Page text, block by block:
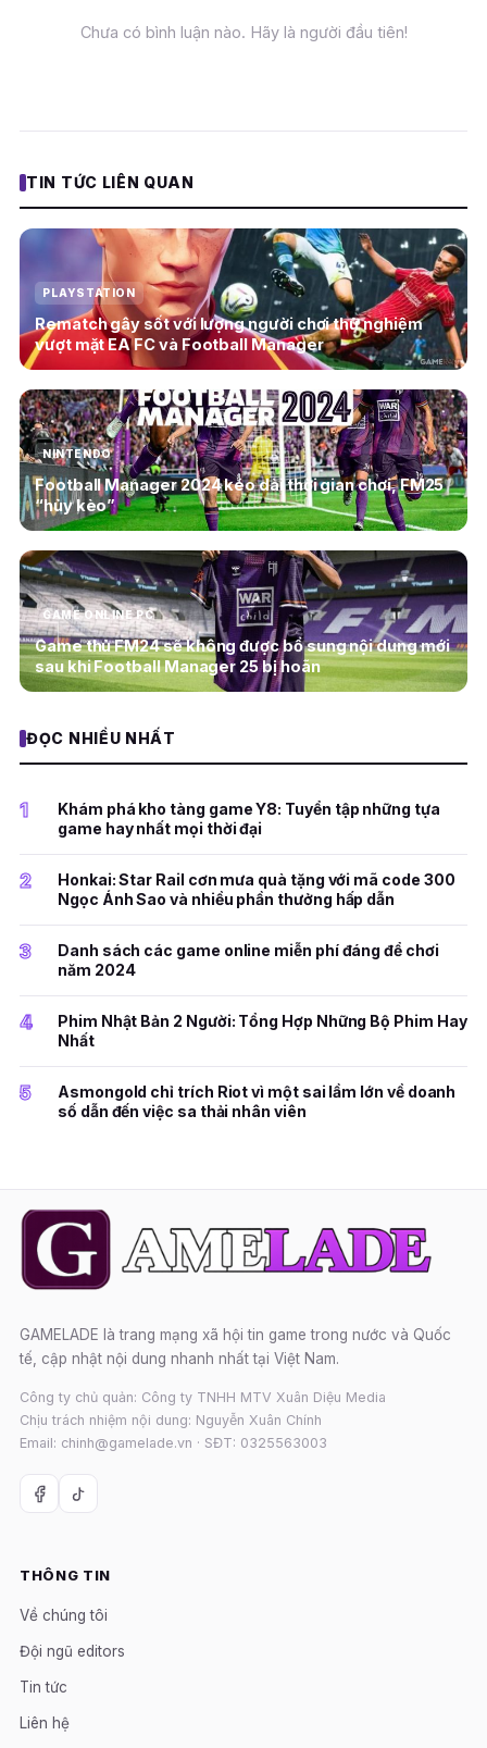
Chưa có bình luận nào. Hãy là người đầu tiên!
TIN TỨC LIÊN QUAN
PLAYSTATION
Rematch gây sốt với lượng người chơi thử nghiệm
vượt mặt EA FC và Football Manager
NINTENDO
Football Manager 2024 kéo dài thời gian chơi, FM25
“hủy kèo”
GAME ONLINE PC
Game thủ FM24 sẽ không được bổ sung nội dung mới
sau khi Football Manager 25 bị hoãn
ĐỌC NHIỀU NHẤT
1
Khám phá kho tàng game Y8: Tuyển tập những tựa
game hay nhất mọi thời đại
2
Honkai: Star Rail cơn mưa quà tặng với mã code 300
Ngọc Ánh Sao và nhiều phần thưởng hấp dẫn
3
Danh sách các game online miễn phí đáng để chơi
năm 2024
4
Phim Nhật Bản 2 Người: Tổng Hợp Những Bộ Phim Hay
Nhất
5
Asmongold chỉ trích Riot vì một sai lầm lớn về doanh
số dẫn đến việc sa thải nhân viên
GAMELADE là trang mạng xã hội tin game trong nước và Quốc
tế, cập nhật nội dung nhanh nhất tại Việt Nam.
Công ty chủ quản: Công ty TNHH MTV Xuân Diệu Media
Chịu trách nhiệm nội dung: Nguyễn Xuân Chính
Email: chinh@gamelade.vn · SĐT: 0325563003
THÔNG TIN
Về chúng tôi
Đội ngũ editors
Tin tức
Liên hệ